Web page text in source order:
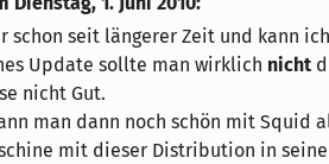
schon seit längerer Zeit und kann
Update sollte man wirklich nicht
nicht Gut.
man dann noch schön mit Squid
mit dieser Distribution in